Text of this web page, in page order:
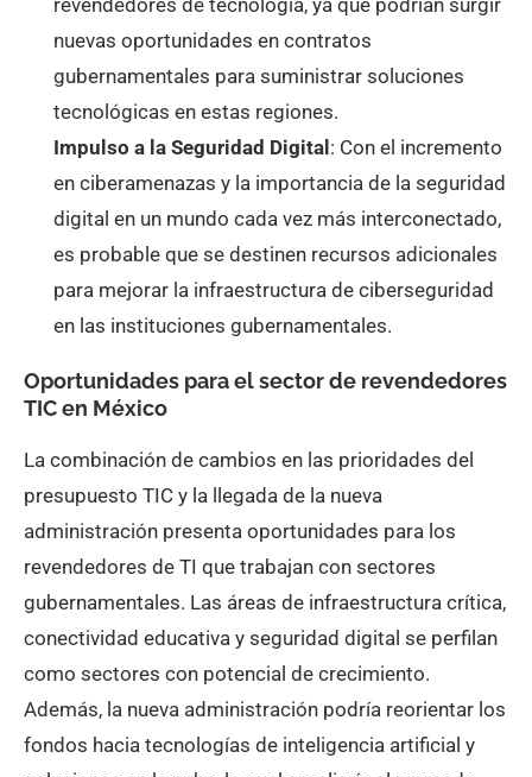
revendedores de tecnología, ya que podrían surgir
nuevas oportunidades en contratos
gubernamentales para suministrar soluciones
tecnológicas en estas regiones.
Impulso a la Seguridad Digital : Con el incremento
en ciberamenazas y la importancia de la seguridad
digital en un mundo cada vez más interconectado,
es probable que se destinen recursos adicionales
para mejorar la infraestructura de ciberseguridad
en las instituciones gubernamentales.
Oportunidades para el sector de revendedores
TIC en México
La combinación de cambios en las prioridades del
presupuesto TIC y la llegada de la nueva
administración presenta oportunidades para los
revendedores de TI que trabajan con sectores
gubernamentales. Las áreas de infraestructura crítica,
conectividad educativa y seguridad digital se perfilan
como sectores con potencial de crecimiento.
Además, la nueva administración podría reorientar los
fondos hacia tecnologías de inteligencia artificial y